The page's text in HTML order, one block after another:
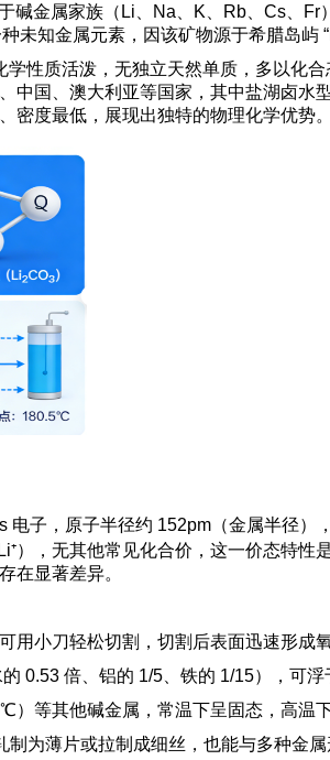
碱金属家族（Li、Na、K、Rb、Cs、
知金属元素，因该矿物源于希腊岛屿
性质活泼，无独立天然单质，多以化
国、澳大利亚等国家，其中盐湖卤水
密度最低，展现出独特的物理化学优势。
电子，原子半径约 152pm（金属半径
），无其他常见化合价，这一价态特
在显著差异。
用小刀轻松切割，切割后表面迅速形成
0.53 倍、铝的 1/5、铁的 1/15），可
等其他碱金属，常温下呈固态，高温下
为薄片或拉制成细丝，也能与多种金